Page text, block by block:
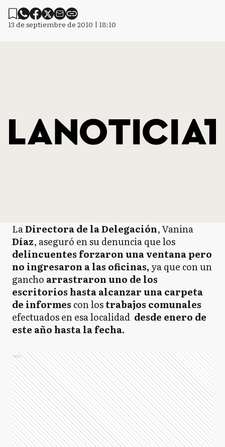
13 de septiembre de 2010 | 18:10
LaDirectora de la Delegación, Vanina
Díaz, aseguró en su denuncia que los
delincuentes forzaronunaventanapero
no ingresaron a las oficinas, ya que con un
gancho arrastraron uno de los
escritorios hasta alcanzar una carpeta
de informes con lostrabajos comunales
efectuados en esa localidad desde enero de
este año hasta la fecha.
Ads